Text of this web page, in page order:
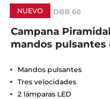
NUEVO DBB 60
Campana
mandos pulsantes
Mandos pulsantes
Tres velocidades
2 lámparas LED